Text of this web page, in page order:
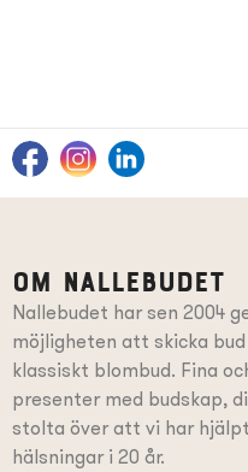
Om Nallebudet
Nallebudet har sen 2004
möjligheten att skicka
klassiskt blombud. Fina
presentermed budskap,
stolta över att vi har
hälsningar i 20 år.